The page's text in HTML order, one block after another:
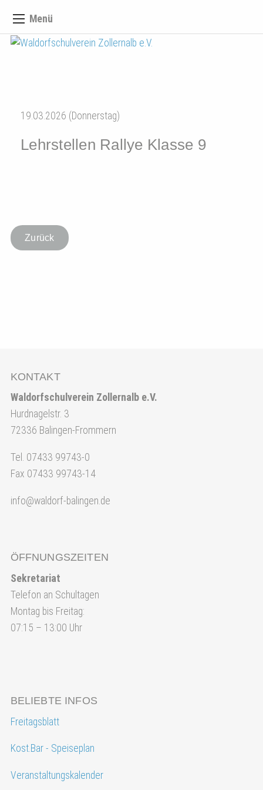
Menü
19.03.2026 (Donnerstag)
Lehrstellen Rallye Klasse 9
Zurück
KONTAKT
Waldorfschulverein Zollernalb e.V.
Hurdnagelstr. 3
72336 Balingen-Frommern
Tel. 07433 99743-0
Fax 07433 99743-14
info@waldorf-balingen.de
ÖFFNUNGSZEITEN
Sekretariat
Telefon an Schultagen
Montag bis Freitag:
07:15 – 13:00 Uhr
BELIEBTE INFOS
Freitagsblatt
Kost.Bar - Speiseplan
Veranstaltungskalender